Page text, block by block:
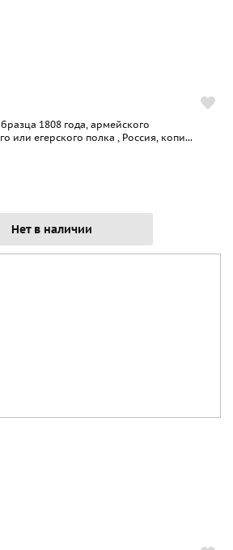
1808 года, армейского
или егерского полка , Россия, копи...
Нет в наличии